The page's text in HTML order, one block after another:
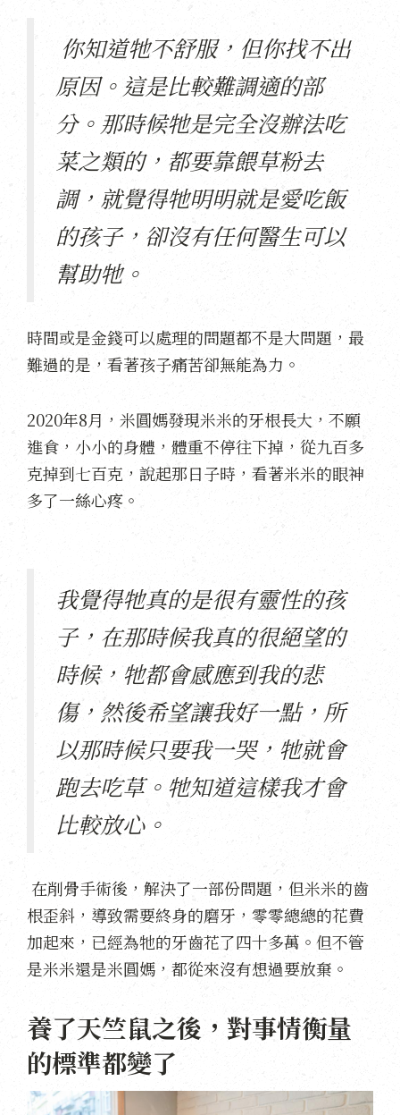
你知道牠不舒服，但你找不出
原因。這是比較難調適的部
分。那時候牠是完全沒辦法吃
菜之類的，都要靠餵草粉去
調，就覺得牠明明就是愛吃飯
的孩子，卻沒有任何醫生可以
幫助牠。
時間或是金錢可以處理的問題都不是大問題，最
難過的是，看著孩子痛苦卻無能為力。
2020年8月，米圓媽發現米米的牙根長大，不願
進食，小小的身體，體重不停往下掉，從九百多
克掉到七百克，說起那日子時，看著米米的眼神
多了一絲心疼。
我覺得牠真的是很有靈性的孩
子，在那時候我真的很絕望的
時候，牠都會感應到我的悲
傷，然後希望讓我好一點，所
以那時候只要我一哭，牠就會
跑去吃草。牠知道這樣我才會
比較放心。
在削骨手術後，解決了一部份問題，但米米的齒
根歪斜，導致需要終身的磨牙，零零總總的花費
加起來，已經為牠的牙齒花了四十多萬。但不管
是米米還是米圓媽，都從來沒有想過要放棄。
養了天竺鼠之後，對事情衡量
的標準都變了